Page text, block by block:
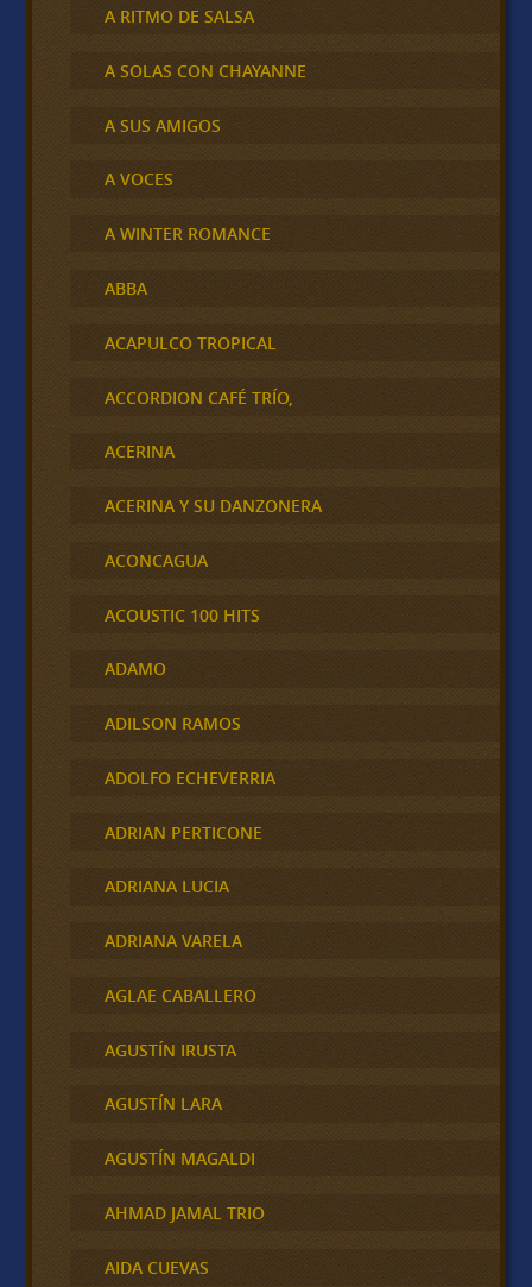
A RITMO DE SALSA
A SOLAS CON CHAYANNE
A SUS AMIGOS
A VOCES
A WINTER ROMANCE
ABBA
ACAPULCO TROPICAL
ACCORDION CAFÉ TRÍO,
ACERINA
ACERINA Y SU DANZONERA
ACONCAGUA
ACOUSTIC 100 HITS
ADAMO
ADILSON RAMOS
ADOLFO ECHEVERRIA
ADRIAN PERTICONE
ADRIANA LUCIA
ADRIANA VARELA
AGLAE CABALLERO
AGUSTÍN IRUSTA
AGUSTÍN LARA
AGUSTÍN MAGALDI
AHMAD JAMAL TRIO
AIDA CUEVAS